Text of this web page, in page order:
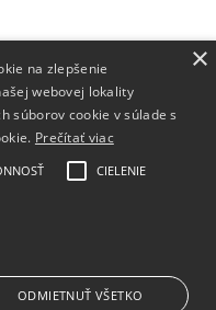
plnú verziu
pre každú tlačiareň
×
na zlepšenie
webovej lokality
súborov cookie v súlade s
Prečítať viac
CIELENIE
ODMIETNUŤ VŠETKO